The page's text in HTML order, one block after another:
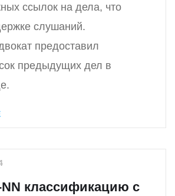
ссылок на дела, что
слушаний.
предоставил
предыдущих дел в
классификацию с